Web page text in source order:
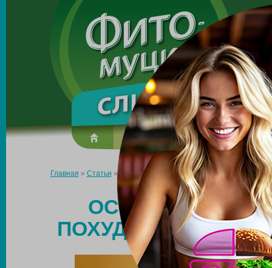
Made in the UK
О препарате Усиль эффект
Главная » Статьи »Основные принципы правильного
ОСНОВНЫЕ
ПОХУДЕНИЯ: ЧТО